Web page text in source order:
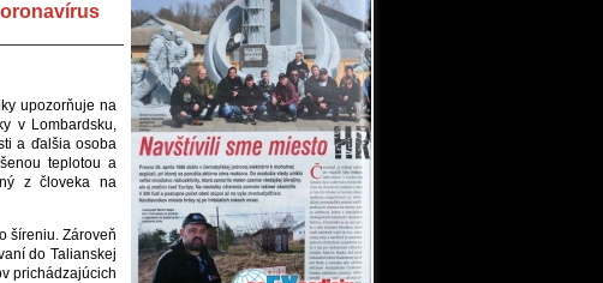
upozorňuje na
v Lombardsku,
a ďalšia osoba
teplotou a
ý z človeka na
šíreniu. Zároveň
do Talianskej
prichádzajúcich